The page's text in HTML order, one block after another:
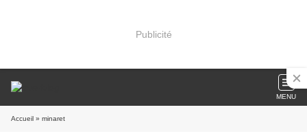
Publicité
MENU
Accueil » minaret